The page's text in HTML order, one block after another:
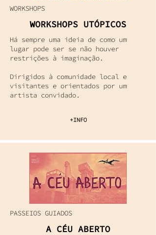
WORKSHOPS
WORKSHOPS UTÓPICOS
Há sempre uma ideia de como um
lugar pode ser se não houver
restrições à imaginação.
Dirigidos à comunidade local e
visitantes e orientados por um
artista convidado.
+INFO
PASSEIOS GUIADOS
A CÉU ABERTO